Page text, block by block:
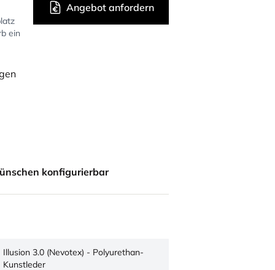
ein
Angebot anfordern
konfigurierbar
Illusion 3.0 (Nevotex) - Polyurethan-
Kunstleder